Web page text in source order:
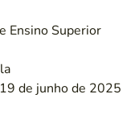
Ensino Superior
de junho de 2025